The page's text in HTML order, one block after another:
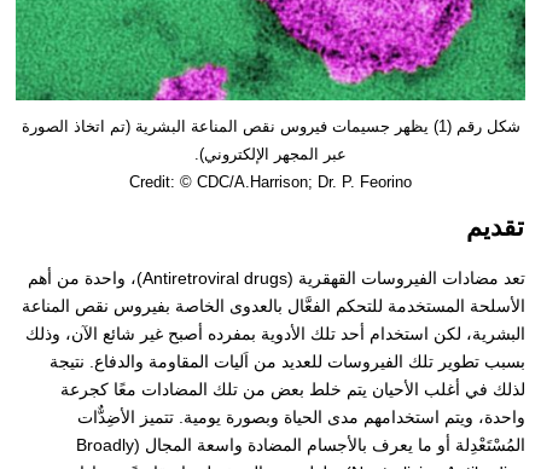
شكل رقم (1) يظهر جسيمات فيروس نقص المناعة البشرية (تم اتخاذ الصورة
عبر المجهر الإلكتروني).
Credit: © CDC/A.Harrison; Dr. P. Feorino
تقديم
تعد مضادات الفيروسات القهقرية (Antiretroviral drugs)، واحدة من أهم
الأسلحة المستخدمة للتحكم الفعَّال بالعدوى الخاصة بفيروس نقص المناعة
البشرية، لكن استخدام أحد تلك الأدوية بمفرده أصبح غير شائع الآن، وذلك
بسبب تطوير تلك الفيروسات للعديد من اَليات المقاومة والدفاع. نتيجة
لذلك في أغلب الأحيان يتم خلط بعض من تلك المضادات معًا كجرعة
واحدة، ويتم استخدامهم مدى الحياة وبصورة يومية.تتميز الأضِدٌّات
المُسْتَعْدِلة أو ما يعرف بالأجسام المضادة واسعة المجال (Broadly